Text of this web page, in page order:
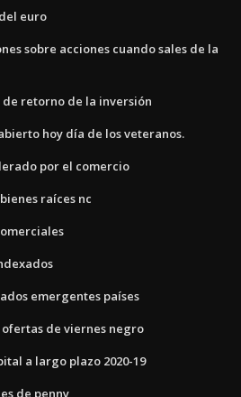
euro
sobre acciones cuando sales de la
retorno de la inversión
hoy día de los veteranos.
por el comercio
raíces nc
emergentes países
de viernes negro
a largo plazo 2020-19
de penny